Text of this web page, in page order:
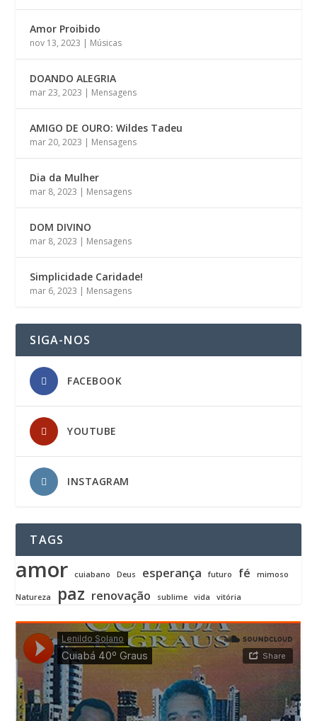
Amor Proibido
nov 13, 2023 | Músicas
DOANDO ALEGRIA
mar 23, 2023 | Mensagens
AMIGO DE OURO: Wildes Tadeu
mar 20, 2023 | Mensagens
Dia da Mulher
mar 8, 2023 | Mensagens
DOM DIVINO
mar 8, 2023 | Mensagens
Simplicidade Caridade!
mar 6, 2023 | Mensagens
SIGA-NOS
FACEBOOK
YOUTUBE
INSTAGRAM
TAGS
amor cuiabano Deus esperança futuro fé mimoso
Natureza paz renovação sublime vida vitória